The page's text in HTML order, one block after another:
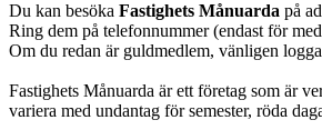
Du kan besöka Fastighets Månuarda på
Ring dem på telefonnummer (endast för
Om du redan är guldmedlem, vänligen
Fastighets Månuarda är ett företag som är
variera med undantag för semester, röda